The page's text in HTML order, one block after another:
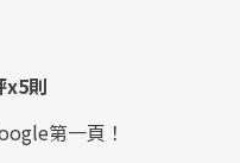
x5則
第一頁！